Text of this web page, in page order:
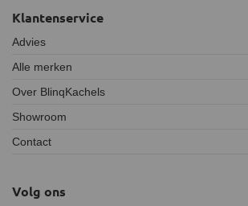
Klantenservice
Advies
Alle merken
Over BlinqKachels
Showroom
Contact
Volg ons